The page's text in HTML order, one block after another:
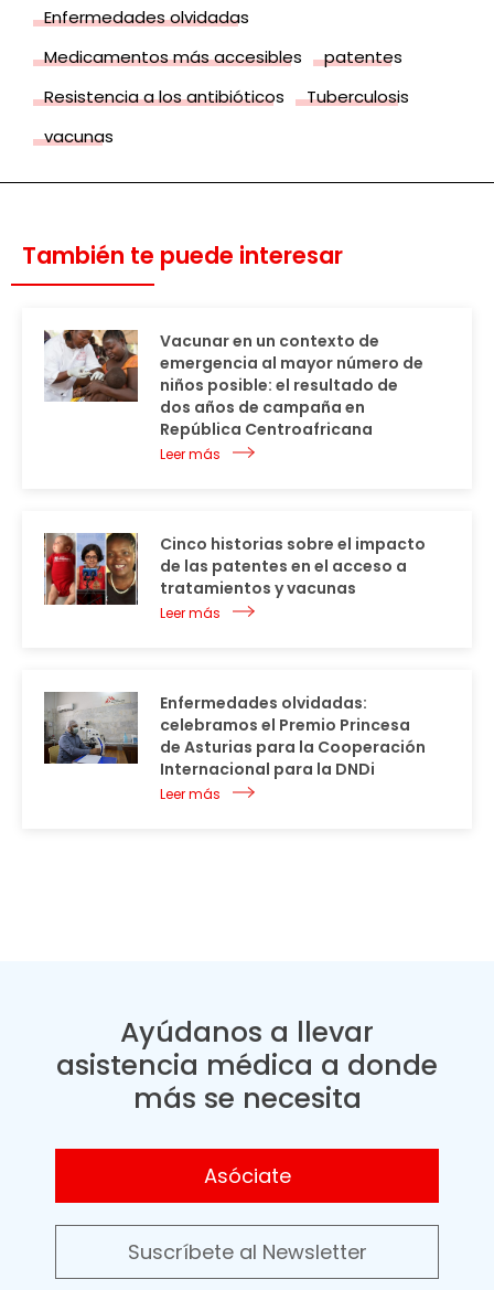
Enfermedades olvidadas
Medicamentos más accesibles
patentes
Resistencia a los antibióticos
Tuberculosis
vacunas
También te puede interesar
Vacunar en un contexto de
emergencia al mayor número de
niños posible: el resultado de
dos años de campaña en
República Centroafricana
Leer más
Cinco historias sobre el impacto
de las patentes en el acceso a
tratamientos y vacunas
Leer más
Enfermedades olvidadas:
celebramos el Premio Princesa
de Asturias para la Cooperación
Internacional para la DNDi
Leer más
Ayúdanos a llevar
asistencia médica a donde
más se necesita
Asóciate
Suscríbete al Newsletter